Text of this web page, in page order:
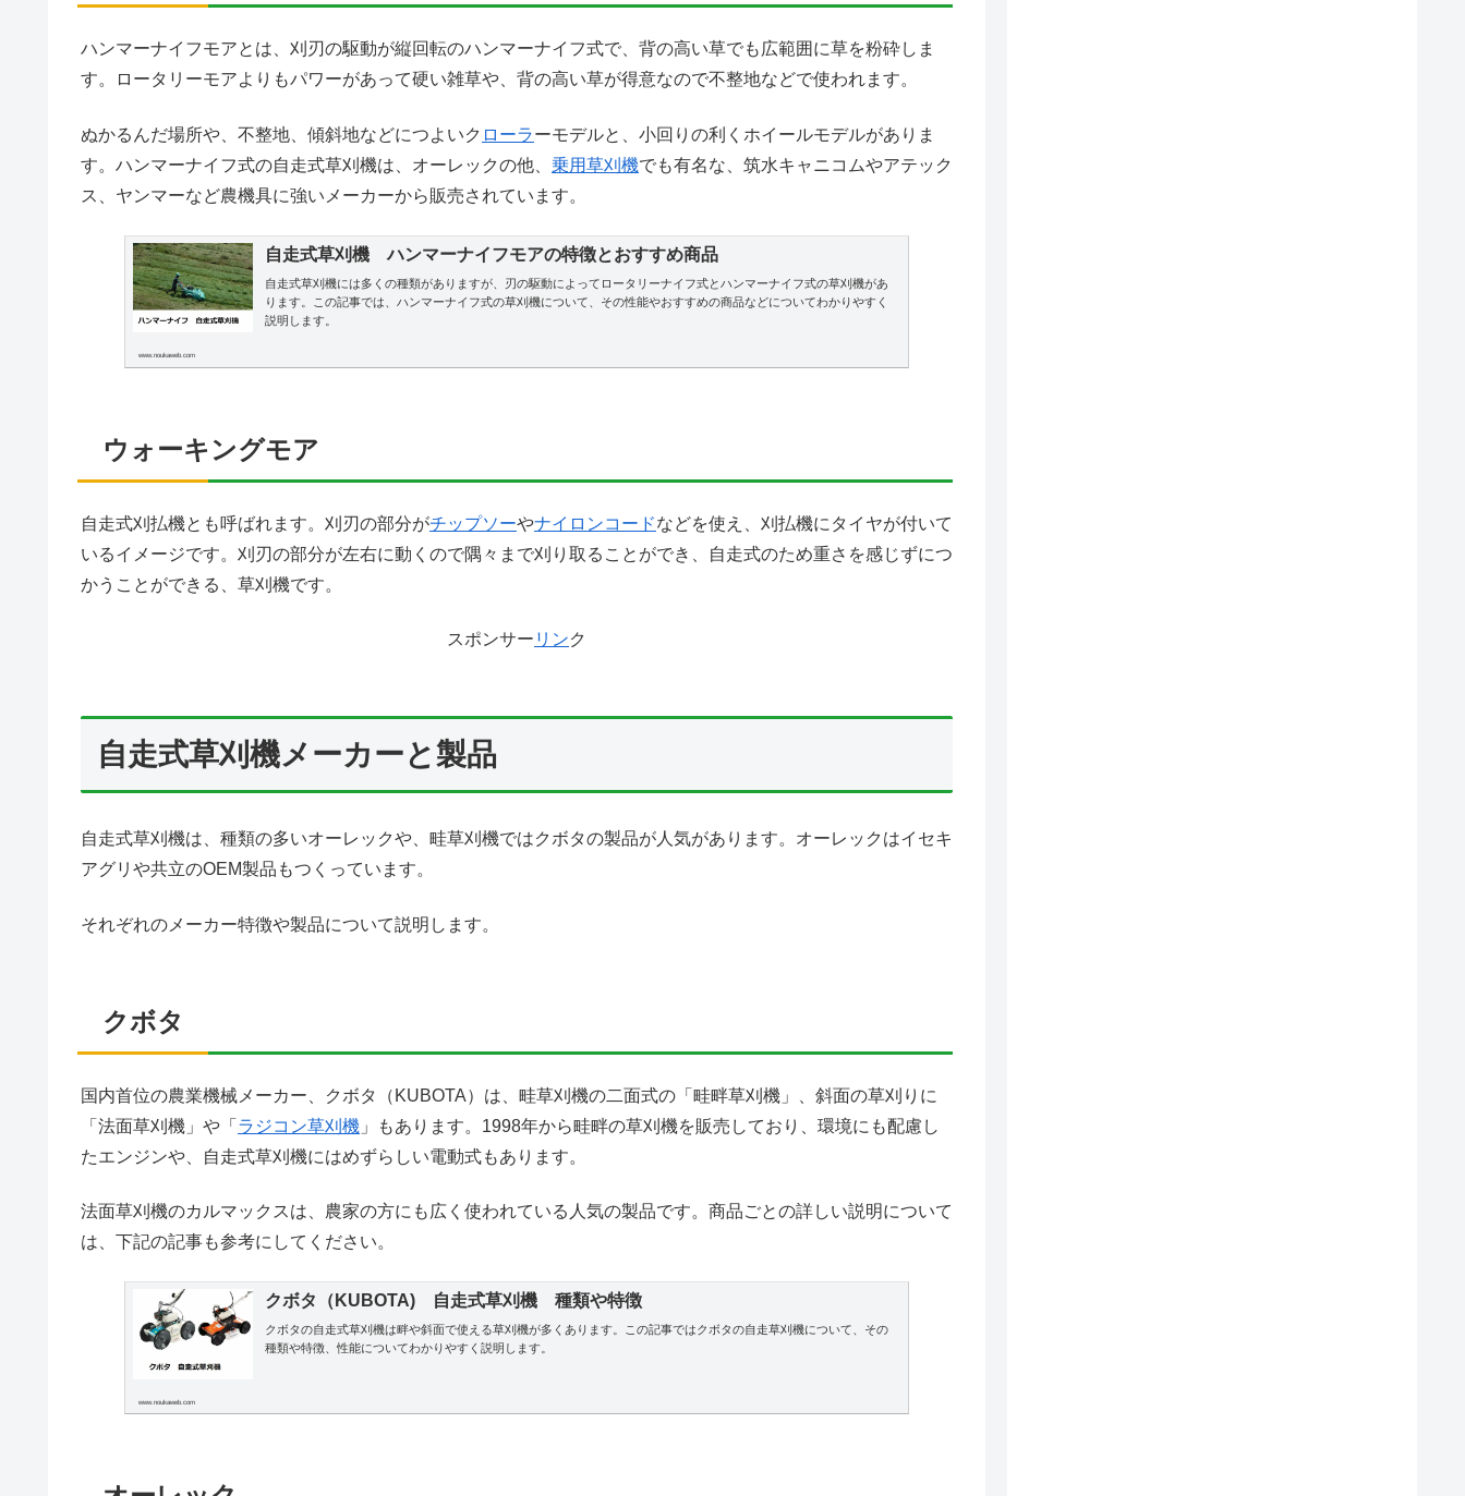
ハンマーナイフモアとは、刈刃の駆動が縦回転のハンマーナイフ式で、背の高い草でも広範囲に草を粉砕しま
す。ロータリーモアよりもパワーがあって硬い雑草や、背の高い草が得意なので不整地などで使われます。
ぬかるんだ場所や、不整地、傾斜地などにつよいク ローラーモデルと、小回りの利くホイールモデルがありま
す。ハンマーナイフ式の自走式草刈機は、オーレックの他、 乗用草刈機でも有名な、筑水キャニコムやアテック
ス、ヤンマーなど農機具に強いメーカーから販売されています。
自走式草刈機 ハンマーナイフモアの特徴とおすすめ商品
自走式草刈機には多くの種類がありますが、刃の駆動によってロータリーナイフ式とハンマーナイフ式の草刈機があ
ります。この記事では、ハンマーナイフ式の草刈機について、その性能やおすすめの商品などについてわかりやすく
説明します。
www.noukaweb.com
ウォーキングモア
自走式刈払機とも呼ばれます。刈刃の部分がチップソーやナイロンコードなどを使え、刈払機にタイヤが付いて
いるイメージです。刈刃の部分が左右に動くので隅々まで刈り取ることができ、自走式のため重さを感じずにつ
かうことができる、草刈機です。
スポンサー リンク
自走式草刈機メーカーと製品
自走式草刈機は、種類の多いオーレックや、畦草刈機ではクボタの製品が人気があります。オーレックはイセキ
アグリや共立のOEM製品もつくっています。
それぞれのメーカー特徴や製品について説明します。
クボタ
国内首位の農業機械メーカー、クボタ（KUBOTA）は、畦草刈機の二面式の「畦畔草刈機」、斜面の草刈りに
「法面草刈機」や「 ラジコン草刈機 」もあります。1998年から畦畔の草刈機を販売しており、環境にも配慮し
たエンジンや、自走式草刈機にはめずらしい電動式もあります。
法面草刈機のカルマックスは、農家の方にも広く使われている人気の製品です。商品ごとの詳しい説明について
は、下記の記事も参考にしてください。
クボタ（KUBOTA) 自走式草刈機 種類や特徴
クボタの自走式草刈機は畔や斜面で使える草刈機が多くあります。この記事ではクボタの自走草刈機について、その
種類や特徴、性能についてわかりやすく説明します。
www.noukaweb.com